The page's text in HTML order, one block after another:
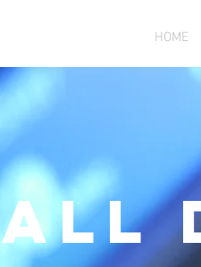
HOME
all